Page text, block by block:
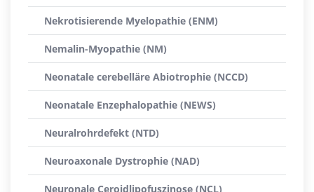
Nekrotisierende Myelopathie (ENM)
Nemalin-Myopathie (NM)
Neonatale cerebelläre Abiotrophie (NCCD)
Neonatale Enzephalopathie (NEWS)
Neuralrohrdefekt (NTD)
Neuroaxonale Dystrophie (NAD)
Neuronale Ceroidlipofuszinose (NCL)